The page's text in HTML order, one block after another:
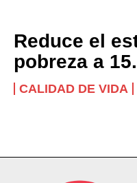
Reduce el
pobreza a
CALIDAD DE VIDA